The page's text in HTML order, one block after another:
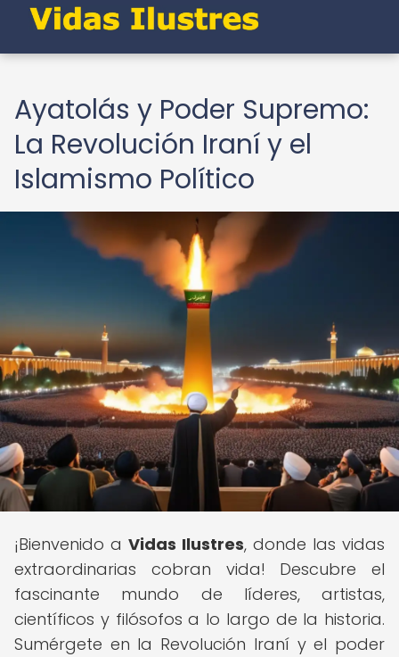
Ayatolás y Poder Supremo:
La Revolución Iraní y el
Islamismo Político
¡Bienvenido a Vidas Ilustres, donde las vidas
extraordinarias cobran vida! Descubre el
fascinante mundo de líderes, artistas,
científicos y filósofos a lo largo de la historia.
Sumérgete en la Revolución Iraní y el poder